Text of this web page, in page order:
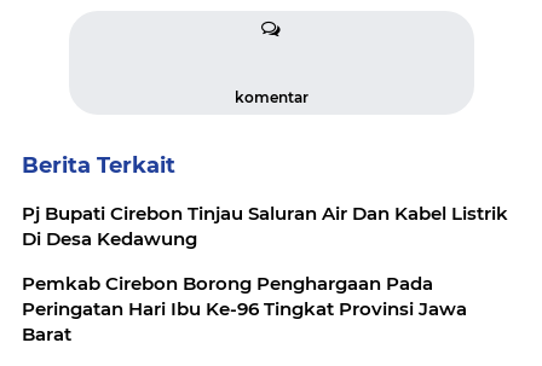
komentar
Berita Terkait
Pj Bupati Cirebon Tinjau Saluran Air Dan Kabel Listrik
Di Desa Kedawung
Pemkab Cirebon Borong Penghargaan Pada
Peringatan Hari Ibu Ke-96 Tingkat Provinsi Jawa
Barat